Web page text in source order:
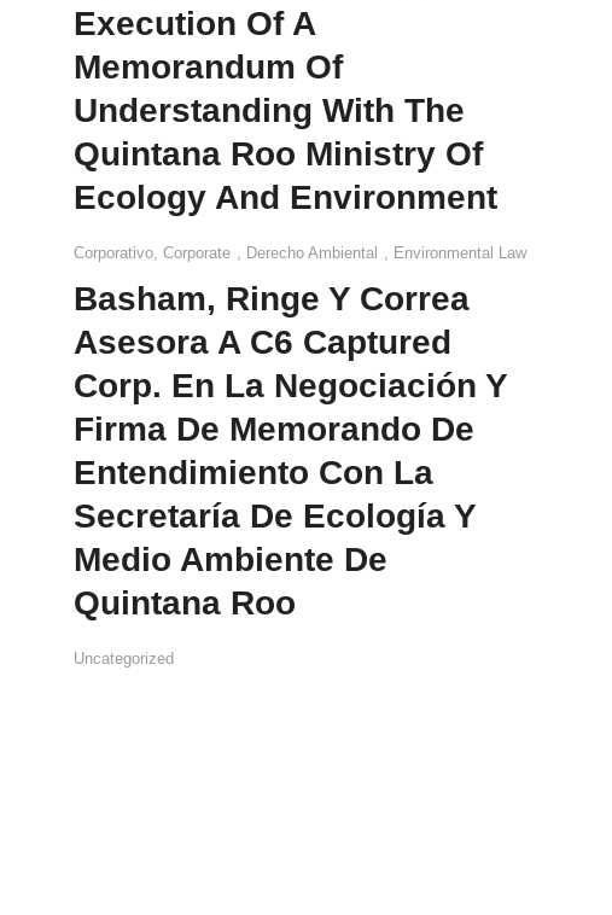
Execution Of A
Memorandum Of
Understanding With The
Quintana Roo Ministry Of
Ecology And Environment
Corporativo, Corporate , Derecho Ambiental , Environmental Law
Basham, Ringe Y Correa
Asesora A C6 Captured
Corp. En La Negociación Y
Firma De Memorando De
Entendimiento Con La
Secretaría De Ecología Y
Medio Ambiente De
Quintana Roo
Uncategorized